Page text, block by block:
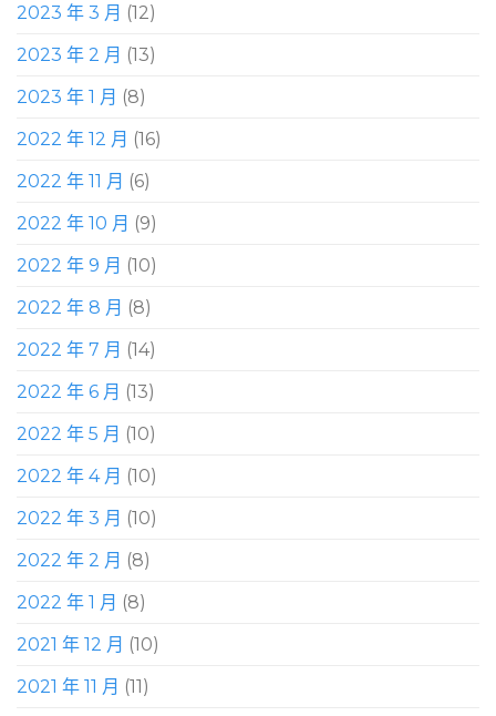
2023 年 3 月 (12)
2023 年 2 月 (13)
2023 年 1 月 (8)
2022 年 12 月 (16)
2022 年 11 月 (6)
2022 年 10 月 (9)
2022 年 9 月 (10)
2022 年 8 月 (8)
2022 年 7 月 (14)
2022 年 6 月 (13)
2022 年 5 月 (10)
2022 年 4 月 (10)
2022 年 3 月 (10)
2022 年 2 月 (8)
2022 年 1 月 (8)
2021 年 12 月 (10)
2021 年 11 月 (11)